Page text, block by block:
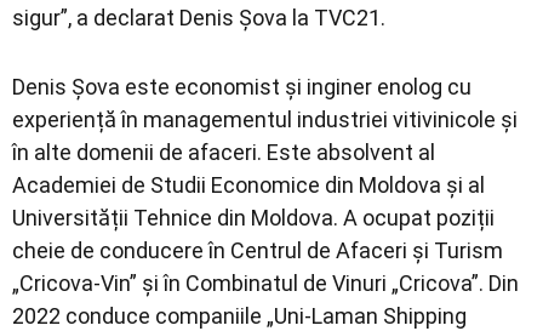
sigur”, a declarat Denis Șova la TVC21.
Denis Șova este economist și inginer enolog cu
experiență în managementul industriei vitivinicole și
în alte domenii de afaceri. Este absolvent al
Academiei de Studii Economice din Moldova și al
Universității Tehnice din Moldova. A ocupat poziții
cheie de conducere în Centrul de Afaceri și Turism
„Cricova-Vin” și în Combinatul de Vinuri „Cricova”. Din
2022 conduce companiile „Uni-Laman Shipping